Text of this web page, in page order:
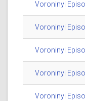
Voroninyi
Voroninyi
Voroninyi
Voroninyi
Voroninyi